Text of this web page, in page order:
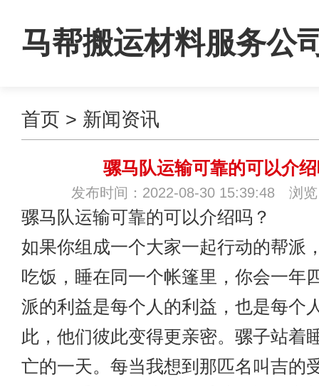
马帮搬运材料服务公
首页 > 新闻资讯
骡马队运输可靠的可以介
发布时间：2022-08-30 15:39:48 浏览
骡马队运输可靠的可以介绍吗？
如果你组成一个大家一起行动的帮派
吃饭，睡在同一个帐篷里，你会一年
派的利益是每个人的利益，也是每个
此，他们彼此变得更亲密。骡子站着
亡的一天。每当我想到那匹名叫吉的